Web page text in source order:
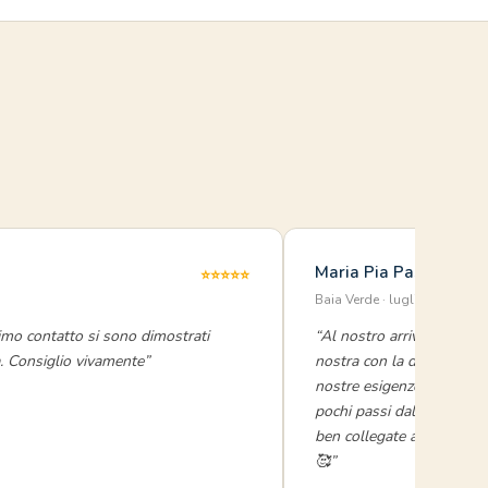
⭐⭐⭐⭐⭐
contatto si sono dimostrati
Consiglio vivamente”
Maria Pia Pascale
Baia Verde · luglio 2023
“Al nostro arrivo
nostra con la dolcezza
nostre esigenze dal
pochi passi dal mare e
ben collegate anche con
🥰”